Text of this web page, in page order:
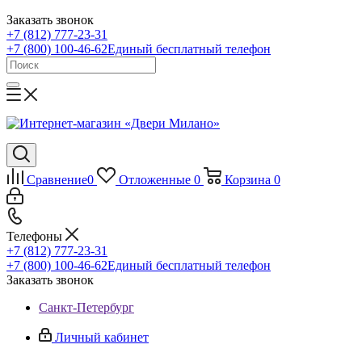
Заказать звонок
+7 (812) 777-23-31
+7 (800) 100-46-62Единый бесплатный телефон
Сравнение0 Отложенные 0 Корзина 0
Телефоны
+7 (812) 777-23-31
+7 (800) 100-46-62Единый бесплатный телефон
Заказать звонок
Санкт-Петербург
Личный кабинет